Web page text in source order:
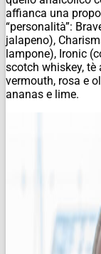
affianca una
“personalità”:
jalapeno),
lampone), Ironic
scotch whiskey, tè
vermouth, rosa e
ananas e lime.